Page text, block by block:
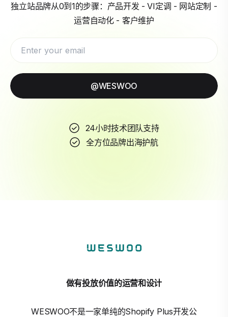
独立站品牌从0到1的步骤：产品开发 - VI定调 - 网站定制 -
运营自动化 - 客户维护
@WESWOO
24小时技术团队支持
全方位品牌出海护航
做有投放价值的运营和设计
WESWOO不是一家单纯的Shopify Plus开发公